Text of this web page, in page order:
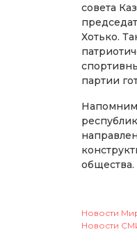
совета
Хотько.
партии
общества.
Новости
Новости